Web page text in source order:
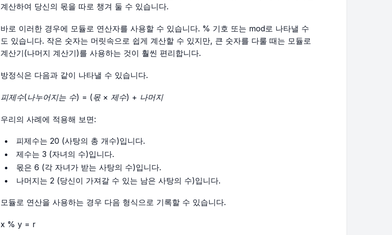
계산하여 당신의 몫을 따로 챙겨 둘 수 있습니다.
바로 이러한 경우에 모듈로 연산자를 사용할 수 있습니다. % 기호 또는 mod로 나타낼 수
도 있습니다. 작은 숫자는 머릿속으로 쉽게 계산할 수 있지만, 큰 숫자를 다룰 때는 모듈로
계산기(나머지 계산기)를 사용하는 것이 훨씬 편리합니다.
방정식은 다음과 같이 나타낼 수 있습니다.
피제수(나누어지는 수) = (몫 × 제수) + 나머지
우리의 사례에 적용해 보면:
피제수는 20 (사탕의 총 개수)입니다.
제수는 3 (자녀의 수)입니다.
몫은 6 (각 자녀가 받는 사탕의 수)입니다.
나머지는 2 (당신이 가져갈 수 있는 남은 사탕의 수)입니다.
모듈로 연산을 사용하는 경우 다음 형식으로 기록할 수 있습니다.
x % y = r